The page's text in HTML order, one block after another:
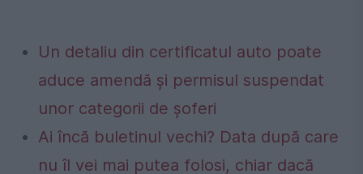
Un detaliu din certificatul auto poate
aduce amendă și permisul suspendat
unor categorii de șoferi
Ai încă buletinul vechi? Data după care
nu îl vei mai putea folosi, chiar dacă